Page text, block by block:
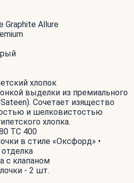
Graphite Allure
хлопок
выделки из премиального
Сочетает изящество
и шелковистостью
хлопка.
TC 400
в стиле «Оксфорд» •
с клапаном
- 2 шт.